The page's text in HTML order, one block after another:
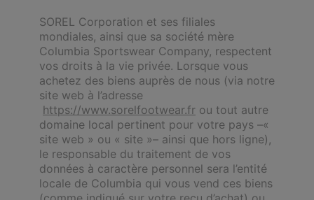
SOREL Corporation et ses filiales
mondiales, ainsi que sa société mère
Columbia Sportswear Company, respectent
vos droits à la vie privée. Lorsque vous
achetez des biens auprès de nous (via notre
site web à l’adresse
https://www.sorelfootwear.fr ou tout autre
domaine local pertinent pour votre pays –«
site web » ou « site »– ainsi que hors ligne),
le responsable du traitement de vos
données à caractère personnel sera l’entité
locale de Columbia qui vous vend ces biens